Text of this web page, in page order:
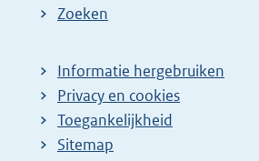
Zoeken
Informatie hergebruiken
Privacy en cookies
Toegankelijkheid
Sitemap